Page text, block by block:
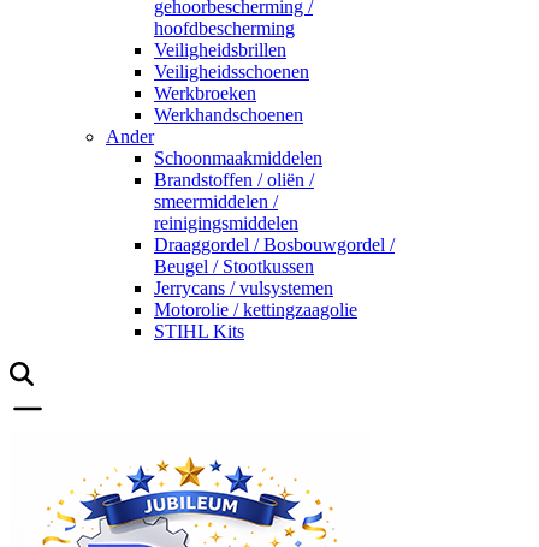
gehoorbescherming /
hoofdbescherming
Veiligheidsbrillen
Veiligheidsschoenen
Werkbroeken
Werkhandschoenen
Ander
Schoonmaakmiddelen
Brandstoffen / oliën /
smeermiddelen /
reinigingsmiddelen
Draaggordel / Bosbouwgordel /
Beugel / Stootkussen
Jerrycans / vulsystemen
Motorolie / kettingzaagolie
STIHL Kits